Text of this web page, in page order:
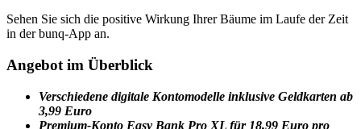
Sehen Sie sich die positive Wirkung Ihrer Bäume im Laufe der Zeit
in der bunq-App an.
Angebot im Überblick
Verschiedene digitale Kontomodelle inklusive Geldkarten ab
3,99 Euro
Premium-Konto Easy Bank Pro XL für 18,99 Euro pro